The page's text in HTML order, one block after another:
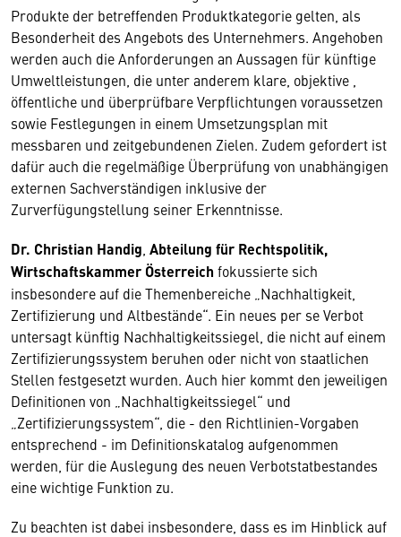
Produkte der betreffenden Produktkategorie gelten, als
Besonderheit des Angebots des Unternehmers. Angehoben
werden auch die Anforderungen an Aussagen für künftige
Umweltleistungen, die unter anderem klare, objektive ,
öffentliche und überprüfbare Verpflichtungen voraussetzen
sowie Festlegungen in einem Umsetzungsplan mit
messbaren und zeitgebundenen Zielen. Zudem gefordert ist
dafür auch die regelmäßige Überprüfung von unabhängigen
externen Sachverständigen inklusive der
Zurverfügungstellung seiner Erkenntnisse.
Dr. Christian Handig Abteilung für Rechtspolitik,
Wirtschaftskammer Österreich fokussierte sich
insbesondere auf die Themenbereiche „Nachhaltigkeit,
Zertifizierung und Altbestände“. Ein neues per se Verbot
untersagt künftig Nachhaltigkeitssiegel, die nicht auf einem
Zertifizierungssystem beruhen oder nicht von staatlichen
Stellen festgesetzt wurden. Auch hier kommt den jeweiligen
Definitionen von „Nachhaltigkeitssiegel“ und
„Zertifizierungssystem“, die - den Richtlinien-Vorgaben
entsprechend - im Definitionskatalog aufgenommen
werden, für die Auslegung des neuen Verbotstatbestandes
eine wichtige Funktion zu.
Zu beachten ist dabei insbesondere, dass es im Hinblick auf